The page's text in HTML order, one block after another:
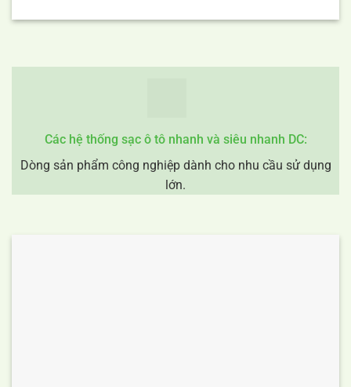
Các hệ thống sạc ô tô nhanh và siêu nhanh DC:
Dòng sản phẩm công nghiệp dành cho nhu cầu sử dụng
lớn.